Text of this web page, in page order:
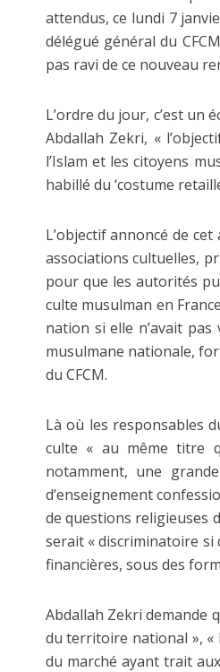
attendus, ce lundi 7
délégué général du
pas ravi de ce nouveau
L’ordre du jour, c’est un
Abdallah Zekri, «
l’Islam et les citoyens
habillé du ‘costume
L’objectif annoncé de
associations cultuelles,
pour que les autorités
culte musulman en
nation si elle n’avait
musulmane nationale,
du CFCM.
Là où les responsables
culte « au même titre
notamment, une
d’enseignement
de questions religieuses
serait « discriminatoire si
financières, sous des
Abdallah Zekri demande
du territoire national », «
du marché ayant trait